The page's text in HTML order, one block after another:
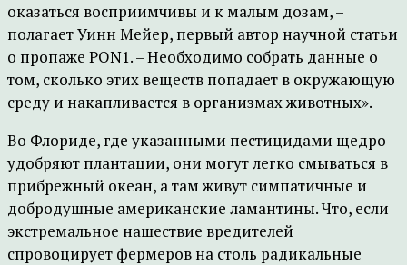
оказаться восприимчивы и к малым дозам, –
полагает Уинн Мейер, первый автор научной статьи
о пропаже PON1. – Необходимо собрать данные о
том, сколько этих веществ попадает в окружающую
среду и накапливается в организмах животных».
Во Флориде, где указанными пестицидами щедро
удобряют плантации, они могут легко смываться в
прибрежный океан, а там живут симпатичные и
добродушные американские ламантины. Что, если
экстремальное нашествие вредителей
спровоцирует фермеров на столь радикальные